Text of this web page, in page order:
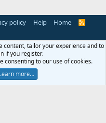
policy Help Home
R
content, tailor your experience and to
if you register.
consenting to our use of cookies.
more…